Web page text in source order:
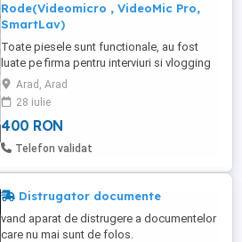
Rode(Videomicro , VideoMic Pro,
SmartLav)
Toate piesele sunt functionale, au fost
luate pe firma pentru interviuri si vlogging
folosite impreuna cu gopro-urile care se
pot vedea in celelalte anunturi. Se pot
testa. Echipamentele sunt: - 2 x lavaliere
Rode SmartLav - 2 x Rode SC1 cabluri
prelungire TRRS pentru lavaliere - Rode
Arad, Arad
28 iulie
400 RON
Telefon validat
Distrugator documente
vand aparat de distrugere a documentelor
care nu mai sunt de folos.